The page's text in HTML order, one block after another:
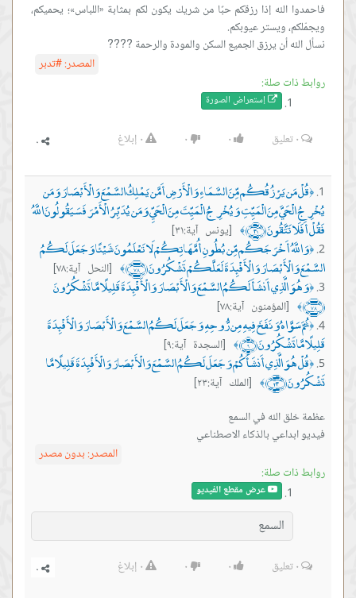
فاحمدوا الله إذا رزقكم حبًا من شريك يكون لكم بمثابة «اللباس»؛ يحميكم،
نسأل الله أن يرزق الجميع السكن والمودة والرحمة ????
المصدر:#تدبر
روابط ذات صلة:
إستعراض الصورة
٠تعليق ٠ ٠ ٠ إبلاغ
﴿قُلْ مَن يَرْزُقُكُم مِّنَ السَّمَاءِ وَالْأَرْضِ أَمَّن يَمْلِكُ السَّمْعَ وَالْأَبْصَارَ وَمَن
يُخْرِجُ الْحَيَّ مِنَ الْمَيِّتِ وَيُخْرِجُ الْمَيِّتَ مِنَ الْحَيِّ وَمَن يُدَبِّرُ الْأَمْرَ فَسَيَقُولُونَ اللَّهُ
فَقُلْ أَفَلَا تَتَّقُونَ ﴿٣١﴾ ﴾ [يونس آية:٣١]
﴿وَاللَّهُ أَخْرَجَكُم مِّن بُطُونِ أُمَّهَاتِكُمْ لَا تَعْلَمُونَ شَيْئًا وَجَعَلَ لَكُمُ
السَّمْعَ وَالْأَبْصَارَ وَالْأَفْئِدَةَ لَعَلَّكُمْ تَشْكُرُونَ ﴿٧٨﴾ ﴾ [النحل آية:٧٨]
﴿وَهُوَ الَّذِي أَنشَأَ لَكُمُ السَّمْعَ وَالْأَبْصَارَ وَالْأَفْئِدَةَ قَلِيلًا مَّا تَشْكُرُونَ
﴿٧٨﴾ ﴾ [المؤمنون آية:٧٨]
﴿ثُمَّ سَوَّاهُ وَنَفَخَ فِيهِ مِن رُّوحِهِ وَجَعَلَ لَكُمُ السَّمْعَ وَالْأَبْصَارَ وَالْأَفْئِدَةَ
قَلِيلًا مَّا تَشْكُرُونَ ﴿٩﴾ ﴾ [السجدة آية:٩]
﴿قُلْ هُوَ الَّذِي أَنشَأَكُمْ وَجَعَلَ لَكُمُ السَّمْعَ وَالْأَبْصَارَ وَالْأَفْئِدَةَ قَلِيلًا مَّا
تَشْكُرُونَ ﴿٢٣﴾ ﴾
[الملك آية:٢٣]
فيديو ابداعي بالذكاء الاصطناعي
المصدر:بدون مصدر
روابط ذات صلة:
عرض مقطع الفيديو
السمع
٠تعليق ٠ ٠ ٠ إبلاغ